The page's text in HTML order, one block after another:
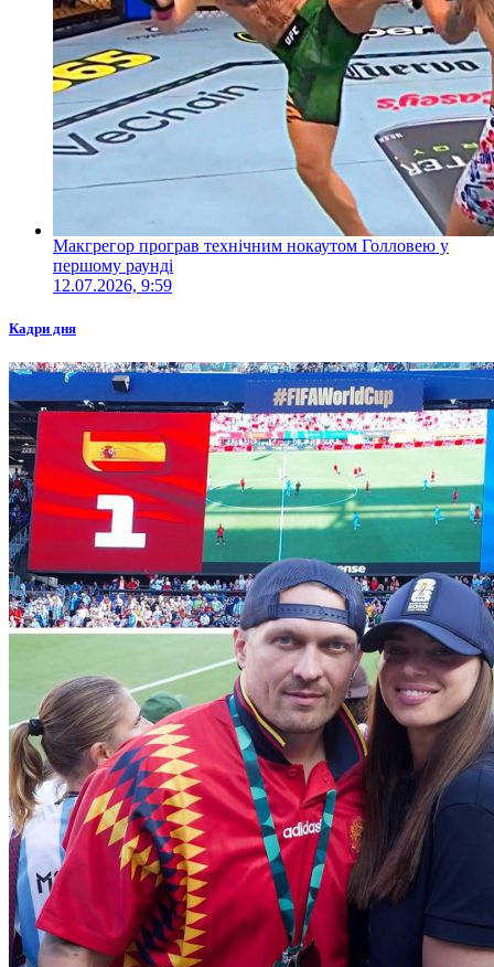
Макгрегор програв технічним нокаутом Голловею у
першому раунді
12.07.2026, 9:59
Кадри дня